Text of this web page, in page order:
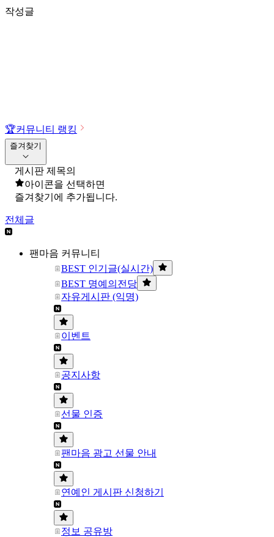
작성글
🏆커뮤니티 랭킹
즐겨찾기
게시판 제목의
아이콘을 선택하면
즐겨찾기에 추가됩니다.
전체글
팬마음 커뮤니티
BEST 인기글(실시간)
BEST 명예의전당
자유게시판 (익명)
이벤트
공지사항
선물 인증
팬마음 광고 선물 안내
연예인 게시판 신청하기
정보 공유방